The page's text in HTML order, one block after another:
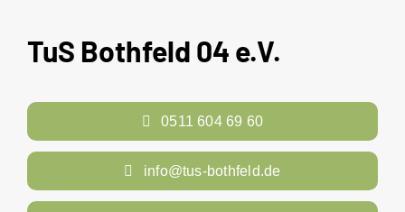
TuS Bothfeld 04 e.V.
0511 604 69 60
info@tus-bothfeld.de